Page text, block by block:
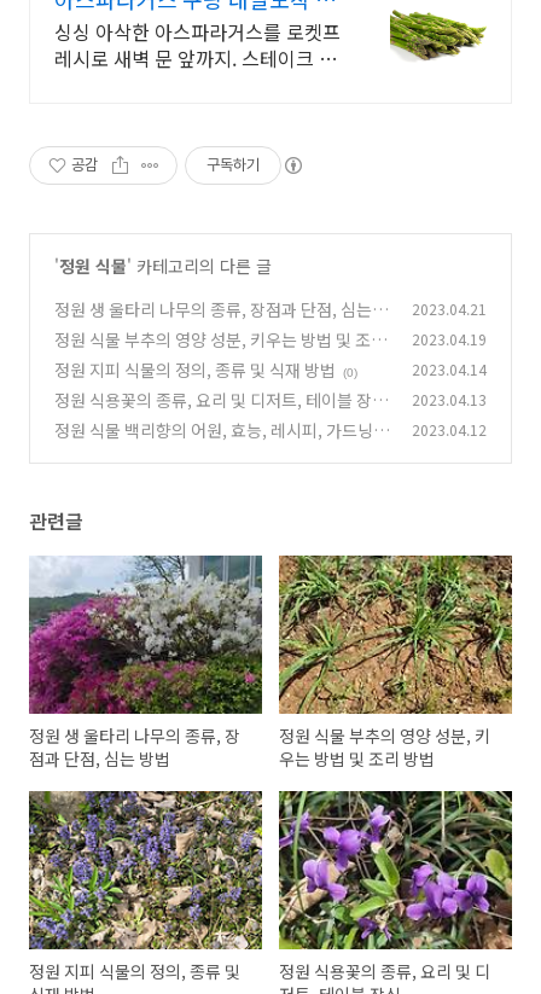
켓배송
싱싱 아삭한 아스파라거스를 로켓프
레시로 새벽 문 앞까지. 스테이크 풍
공감 구독하기
'정원 식물' 카테고리의 다른 글
정원 생 울타리 나무의 종류, 장점과 단점, 심는
방법
(0)
2023.04.21
정원 식물 부추의 영양 성분, 키우는 방법 및 조리
방법
(0)
2023.04.19
정원 지피 식물의 정의, 종류 및 식재 방법 (0) 2023.04.14
정원 식용꽃의 종류, 요리 및 디저트, 테이블 장식
(0)
2023.04.13
정원 식물 백리향의 어원, 효능, 레시피, 가드닝 2023.04.12
관련글
정원 생 울타리 나무의 종류, 장
점과 단점, 심는 방법
정원 식물 부추의 영양 성분, 키
우는 방법 및 조리 방법
정원 지피 식물의 정의, 종류 및
정원 식용꽃의 종류, 요리 및 디